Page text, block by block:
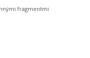
fragmentmi